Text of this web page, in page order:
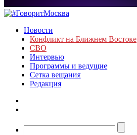
Новости
Конфликт на Ближнем Востоке
СВО
Интервью
Программы и ведущие
Сетка вещания
Редакция